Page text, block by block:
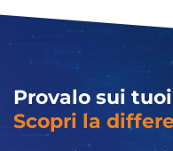
Provalo sui
Scopri la